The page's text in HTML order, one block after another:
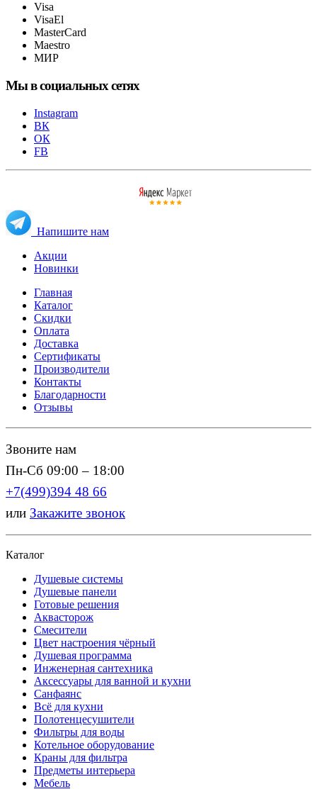
Visa
VisaEl
MasterCard
Maestro
МИР
Мы в социальных сетях
Instagram
ВК
ОК
FB
Напишите нам
Акции
Новинки
Главная
Каталог
Скидки
Оплата
Доставка
Сертификаты
Производители
Контакты
Благодарности
Отзывы
Звоните нам
Пн-Сб 09:00 – 18:00
+7(499)394 48 66
или Закажите звонок
Каталог
Душевые системы
Душевые панели
Готовые решения
Аквасторож
Смесители
Цвет настроения чёрный
Душевая программа
Инженерная сантехника
Аксессуары для ванной и кухни
Санфаянс
Всё для кухни
Полотенцесушители
Фильтры для воды
Котельное оборудование
Краны для фильтра
Предметы интерьера
Мебель